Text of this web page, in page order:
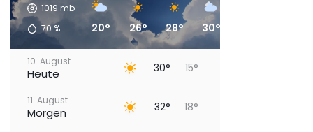
1019 mb
70 % 20° 26° 28° 30°
10. August
Heute 30° 15°
11. August
Morgen 32° 18°